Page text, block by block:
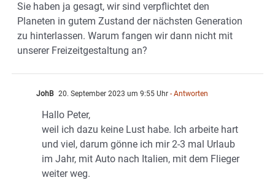
Sie haben ja gesagt, wir sind verpflichtet den
Planeten in gutem Zustand der nächsten Generation
zu hinterlassen. Warum fangen wir dann nicht mit
unserer Freizeitgestaltung an?
JohB 20. September 2023 um 9:55 Uhr - Antworten
Hallo Peter,
weil ich dazu keine Lust habe. Ich arbeite hart
und viel, darum gönne ich mir 2-3 mal Urlaub
im Jahr, mit Auto nach Italien, mit dem Flieger
weiter weg.